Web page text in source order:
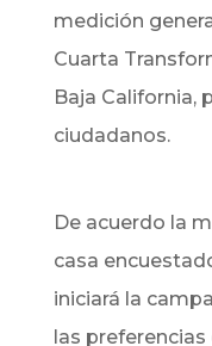
medición
Cuarta
Baja California,
ciudadanos.
De acuerdo la
casa
iniciará la
las